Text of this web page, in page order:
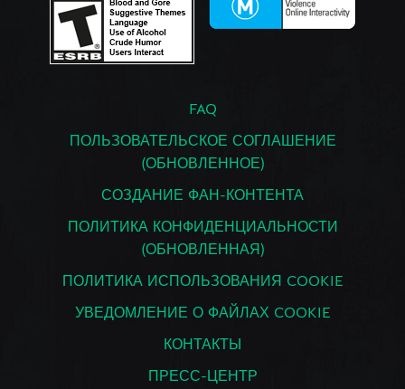
FAQ
ПОЛЬЗОВАТЕЛЬСКОЕ СОГЛАШЕНИЕ
(ОБНОВЛЕННОЕ)
СОЗДАНИЕ ФАН-КОНТЕНТА
ПОЛИТИКА КОНФИДЕНЦИАЛЬНОСТИ
(ОБНОВЛЕННАЯ)
ПОЛИТИКА ИСПОЛЬЗОВАНИЯ COOKIE
УВЕДОМЛЕНИЕ О ФАЙЛАХ COOKIE
КОНТАКТЫ
ПРЕСС-ЦЕНТР